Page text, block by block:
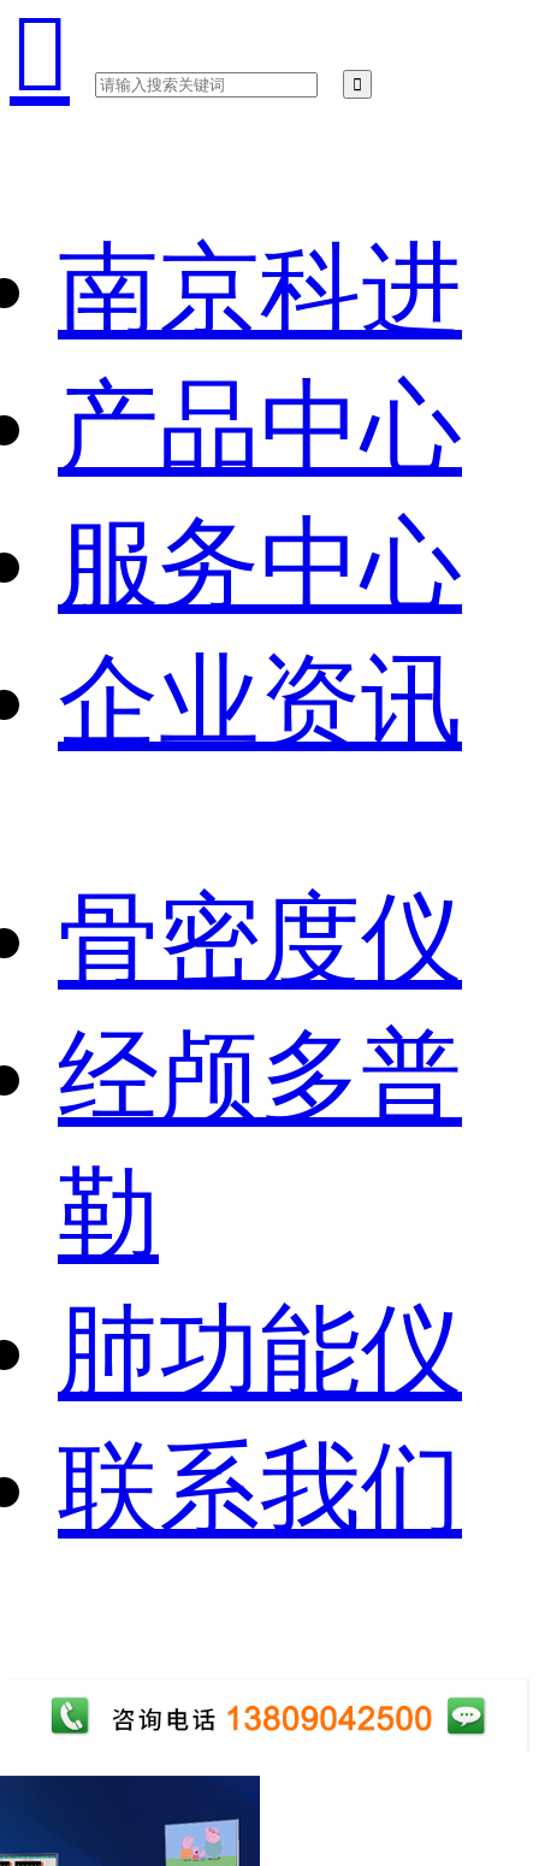

南京科进
产品中心
服务中心
企业资讯
骨密度仪
经颅多普
勒
肺功能仪
联系我们